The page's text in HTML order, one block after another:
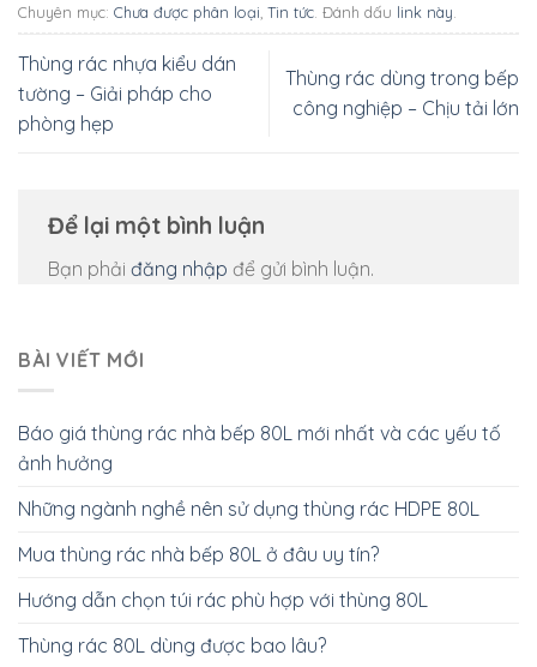
Chuyên mục: Chưa được phân loại Tin tức . Đánh dấu link này
Thùng rác nhựa kiểu dán
tường – Giải pháp cho
phòng hẹp
Thùng rác dùng trong bếp
công nghiệp – Chịu tải lớn
Để lại một bình luận
Bạn phải đăng nhập để gửi bình luận.
BÀI VIẾT MỚI
Báo giá thùng rác nhà bếp 80L mới nhất và các yếu tố
ảnh hưởng
Những ngành nghề nên sử dụng thùng rác HDPE 80L
Mua thùng rác nhà bếp 80L ở đâu uy tín?
Hướng dẫn chọn túi rác phù hợp với thùng 80L
Thùng rác 80L dùng được bao lâu?